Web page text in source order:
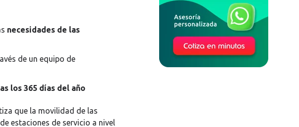
necesidades de las
de un equipo de
los 365 días del año
que la movilidad de las
estaciones de servicio a nivel